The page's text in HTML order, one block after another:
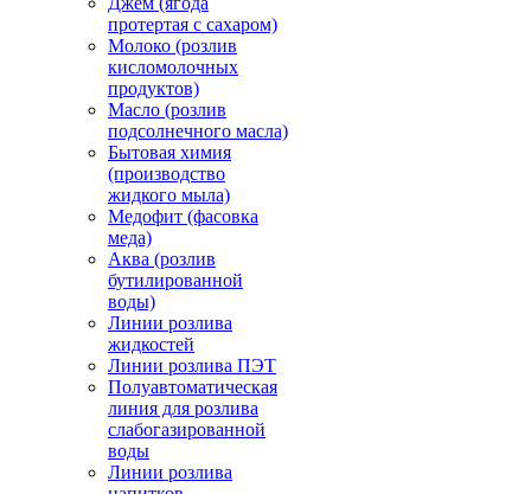
протертая с сахаром)
Молоко (розлив
кисломолочных
продуктов)
Масло (розлив
подсолнечного масла)
Бытовая химия
(производство
жидкого мыла)
Медофит (фасовка
меда)
Аква (розлив
бутилированной
воды)
Линии розлива
жидкостей
Линии розлива ПЭТ
Полуавтоматическая
линия для розлива
слабогазированной
воды
Линии розлива